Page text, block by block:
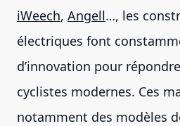
iWeech, Angell…, les
électriques font
d’innovation pour
cyclistes modernes. Ces
notamment des modèles